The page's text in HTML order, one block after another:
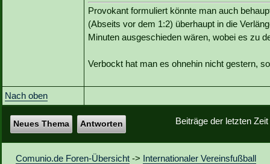
Provokant formuliert könnte man auch
(Abseits vor dem 1:2) überhaupt in die
Minuten ausgeschieden wären, wobei es zu
Verbockt hat man es ohnehin nicht gestern,
Nach oben
Beiträge der letzten
Neues Thema Antworten
Comunio.de Foren-Übersicht -> Internationaler Vereinsfußball